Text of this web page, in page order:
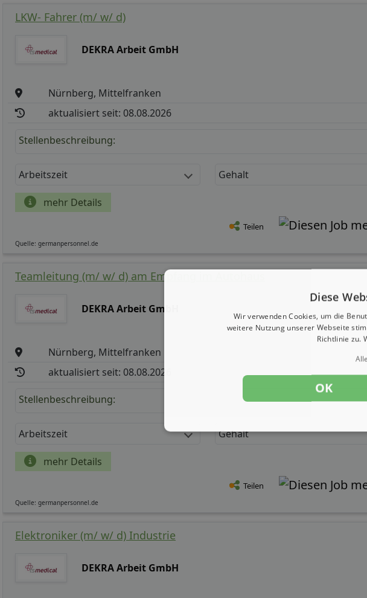
LKW- Fahrer (m/ w/ d)
DEKRA Arbeit GmbH
Nürnberg, Mittelfranken
aktualisiert seit: 08.08.2026
Stellenbeschreibung:
Arbeitszeit Gehalt
mehr Details
Teilen
Quelle: germanpersonnel.de
Teamleitung (m/ w/ d) am Empfang im Autohaus
DEKRA Arbeit GmbH
Nürnberg, Mittelfranken
aktualisiert seit: 08.08.2026
Stellenbeschreibung:
Arbeitszeit Gehalt
mehr Details
Teilen
Quelle: germanpersonnel.de
Elektroniker (m/ w/ d) Industrie
DEKRA Arbeit GmbH
Diese
Wir verwenden Cookies, um die
weitere Nutzung unserer Webseite
Richtlinie zu.
OK